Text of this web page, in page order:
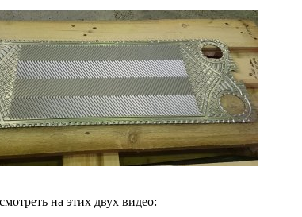
на этих двух видео: